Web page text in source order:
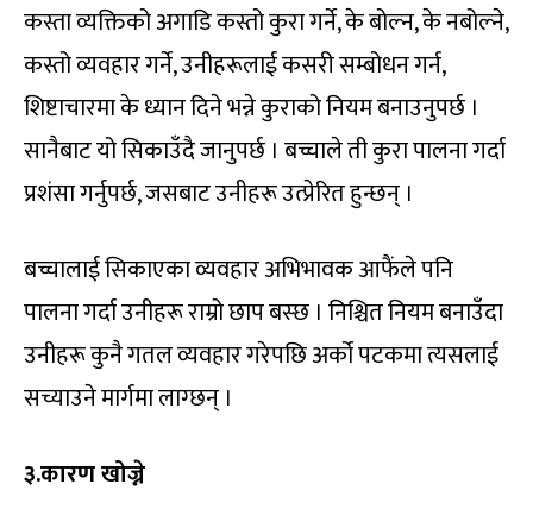
कस्ता व्यक्तिको अगाडि कस्तो कुरा गर्ने, के बोल्न, के नबोल्ने,
कस्तो व्यवहार गर्ने, उनीहरूलाई कसरी सम्बोधन गर्न,
शिष्टाचारमा के ध्यान दिने भन्ने कुराको नियम बनाउनुपर्छ ।
सानैबाट यो सिकाउँदै जानुपर्छ । बच्चाले ती कुरा पालना गर्दा
प्रशंसा गर्नुपर्छ, जसबाट उनीहरू उत्प्रेरित हुन्छन् ।
बच्चालाई सिकाएका व्यवहार अभिभावक आफैंले पनि
पालना गर्दा उनीहरू राम्रो छाप बस्छ । निश्चित नियम बनाउँदा
उनीहरू कुनै गतल व्यवहार गरेपछि अर्को पटकमा त्यसलाई
सच्याउने मार्गमा लाग्छन् ।
३.कारण खोज्ने